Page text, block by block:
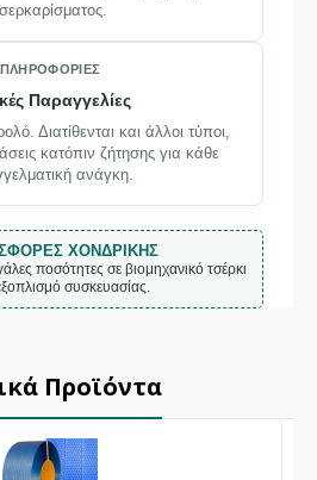
×
μας θα παραμείνει
κλειστό
08 – 23/08
στο διάστημα αυτό θα
προτεραιότητας από 24/08.
ΠΛΗΡΟΦΟΡΊΕΣ
Παραγγελίες
Διατίθενται και άλλοι τύποι,
κατόπιν ζήτησης για κάθε
ανάγκη.
ΧΟΝΔΡΙΚΉΣ
ποσότητες σε βιομηχανικό τσέρκι
συσκευασίας.
Προϊόντα